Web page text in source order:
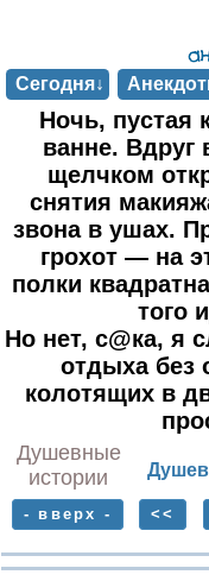
Сегодня↓
Ночь, пустая
ванне. Вдруг
щелчком
снятия
звона в ушах.
грохот — на
полки
того
Но нет, с@ка, я
отдыха без
колотящих в
Душевные
истории
- вверх - <<